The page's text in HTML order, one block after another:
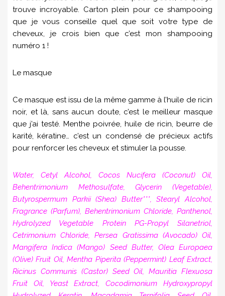
trouve incroyable. Carton plein pour ce shampooing
que je vous conseille quel que soit votre type de
cheveux, je crois bien que c’est mon shampooing
numéro 1 !
Le masque
Ce masque est issu de la même gamme à l’huile de ricin
noir, et là, sans aucun doute, c’est le meilleur masque
que j’ai testé. Menthe poivrée, huile de ricin, beurre de
karité, kératine… c’est un condensé de précieux actifs
pour renforcer les cheveux et stimuler la pousse.
Water, Cetyl Alcohol, Cocos Nucifera (Coconut) Oil,
Behentrimonium Methosulfate, Glycerin (Vegetable),
Butyrospermum Parkii (Shea) Butter***, Stearyl Alcohol,
Fragrance (Parfum), Behentrimonium Chloride, Panthenol,
Hydrolyzed Vegetable Protein PG-Propyl Silanetriol,
Cetrimonium Chloride, Persea Gratissima (Avocado) Oil,
Mangifera Indica (Mango) Seed Butter, Olea Europaea
(Olive) Fruit Oil, Mentha Piperita (Peppermint) Leaf Extract,
Ricinus Communis (Castor) Seed Oil, Mauritia Flexuosa
Fruit Oil, Yeast Extract, Cocodimonium Hydroxypropyl